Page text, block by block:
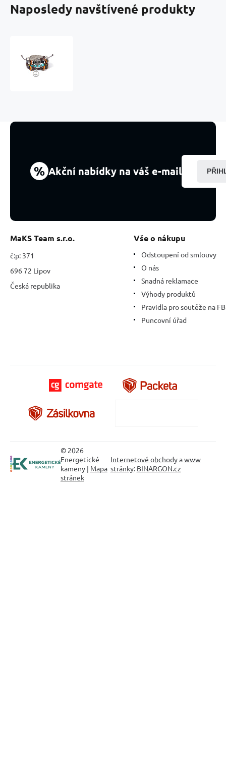
Naposledy navštívené produkty
Hippies,
% Akční nabídky na váš e-mail
MaKS Team s.r.o.
č:p: 371
696 72 Lipov
Česká republika
Vše o nákupu
Odstoupení od smlouvy
O nás
Snadná reklamace
Výhody produktů
Pravidla pro soutěže na FB
Puncovní úřad
© 2026
Energetické
kameny | Mapa
stránek
Internetové obchodyawww
stránky: BINARGON.cz